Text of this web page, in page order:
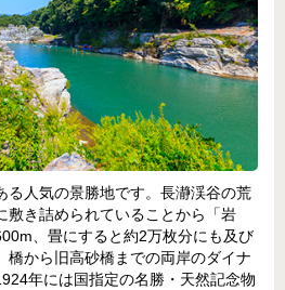
る人気の景勝地です。長瀞渓谷の荒
敷き詰められていることから「岩
、畳にすると約2万枚分にも及び
橋から旧高砂橋までの両岸のダイナ
年には国指定の名勝・天然記念物